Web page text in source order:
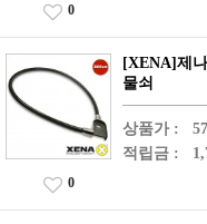
0
[XENA]제
물쇠
상품가 :
적립금 :
0